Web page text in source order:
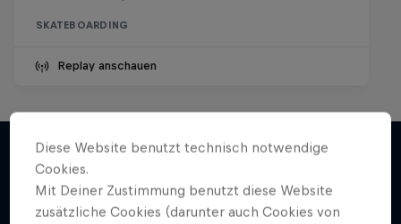
SKATEBOARDING
Replay anschauen
Mehr davon
Diese Website benutzt technisch notwendige
Cookies.
Mit Deiner Zustimmung benutzt diese Website
zusätzliche Cookies (darunter auch Cookies von